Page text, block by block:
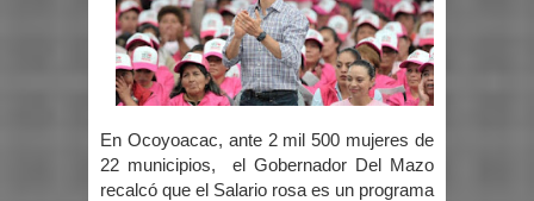
En Ocoyoacac, ante 2 mil 500 mujeres de
22 municipios, el Gobernador Del Mazo
recalcó que el Salario rosa es un programa